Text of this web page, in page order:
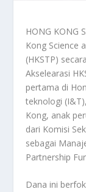
HONG KONG
Kong Science
(HKSTP)
Akselearasi
pertama di
teknologi
Kong, anak
dari Komisi
sebagai
Partnership
Dana ini